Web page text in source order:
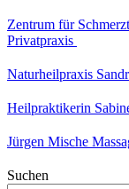
Zentrum für
Privatpraxis
Naturheilpraxis
Heilpraktikerin
Jürgen Mische
Suchen